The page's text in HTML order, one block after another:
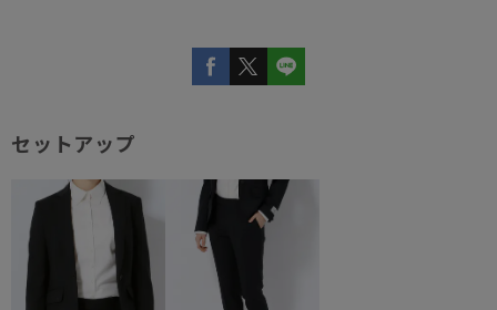
セットアップ